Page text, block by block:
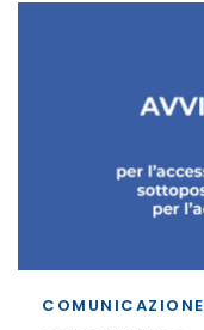
COMUNICAZIONE